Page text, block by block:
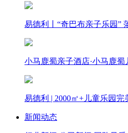
易德利丨“奇巴布亲子乐园”
小马鹿蜀亲子酒店·小马鹿蜀
易德利 | 2000㎡+儿童乐园完
新闻动态